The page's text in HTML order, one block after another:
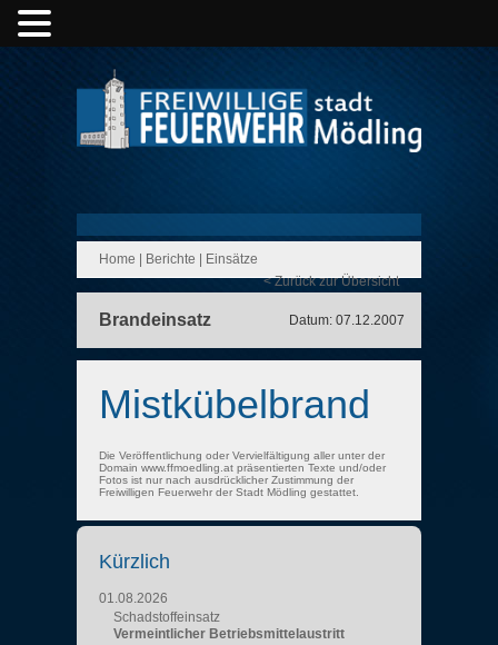
Home Berichte
Einsätze
< Zurück zur Übersicht
Brandeinsatz Datum: 07.12.2007
Mistkübelbrand
Die Veröffentlichung oder Vervielfältigung aller unter der
Domain www.ffmoedling.at präsentierten Texte und/oder
Fotos ist nur nach ausdrücklicher Zustimmung der
Freiwilligen Feuerwehr der Stadt Mödling gestattet.
Kürzlich
01.08.2026
Schadstoffeinsatz
Vermeintlicher Betriebsmittelaustritt